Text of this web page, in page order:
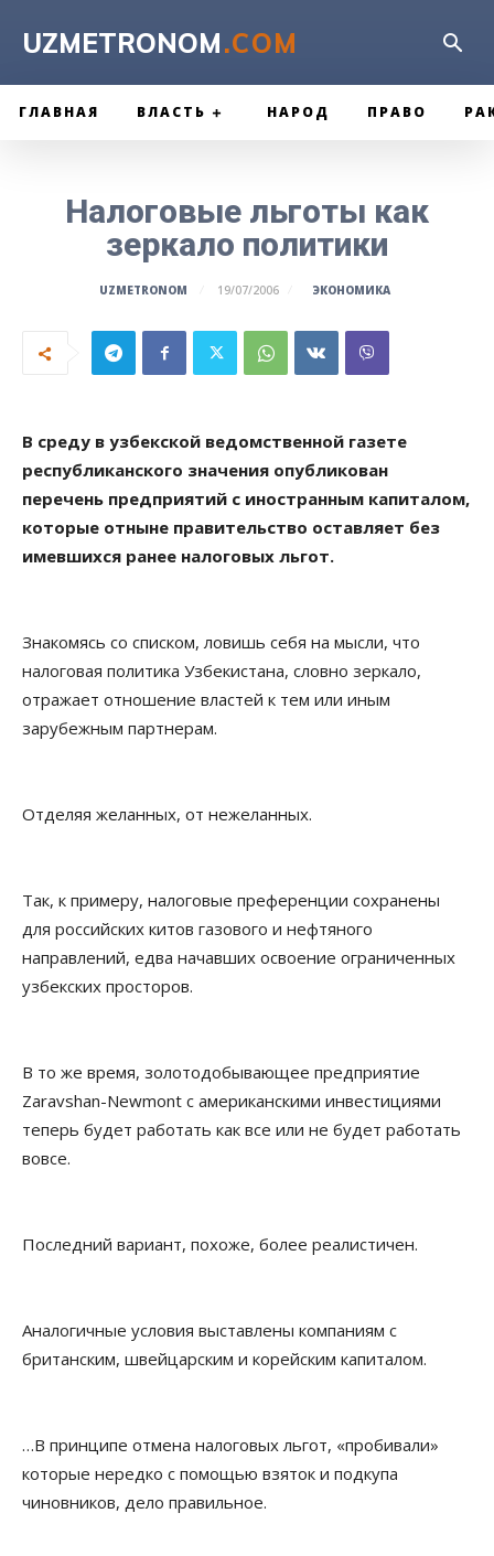
UZMETRONOM.COM
ГЛАВНАЯ ВЛАСТЬ НАРОД ПРАВО
Налоговые льготы как
зеркало политики
UZMETRONOM 19/07/2006 ЭКОНОМИКА
В среду в узбекской ведомственной газете
республиканского значения опубликован
перечень предприятий с иностранным капиталом,
которые отныне правительство оставляет без
имевшихся ранее налоговых льгот.
Знакомясь со списком, ловишь себя на мысли, что
налоговая политика Узбекистана, словно зеркало,
отражает отношение властей к тем или иным
зарубежным партнерам.
Отделяя желанных, от нежеланных.
Так, к примеру, налоговые преференции сохранены
для российских китов газового и нефтяного
направлений, едва начавших освоение ограниченных
узбекских просторов.
В то же время, золотодобывающее предприятие
Zaravshan-Newmont с американскими инвестициями
теперь будет работать как все или не будет работать
вовсе.
Последний вариант, похоже, более реалистичен.
Аналогичные условия выставлены компаниям с
британским, швейцарским и корейским капиталом.
…В принципе отмена налоговых льгот, «пробивали»
которые нередко с помощью взяток и подкупа
чиновников, дело правильное.